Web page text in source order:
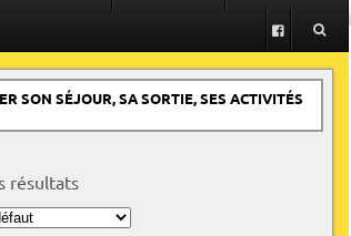
SON SÉJOUR, SA SORTIE, SES ACTIVITÉS
résultats